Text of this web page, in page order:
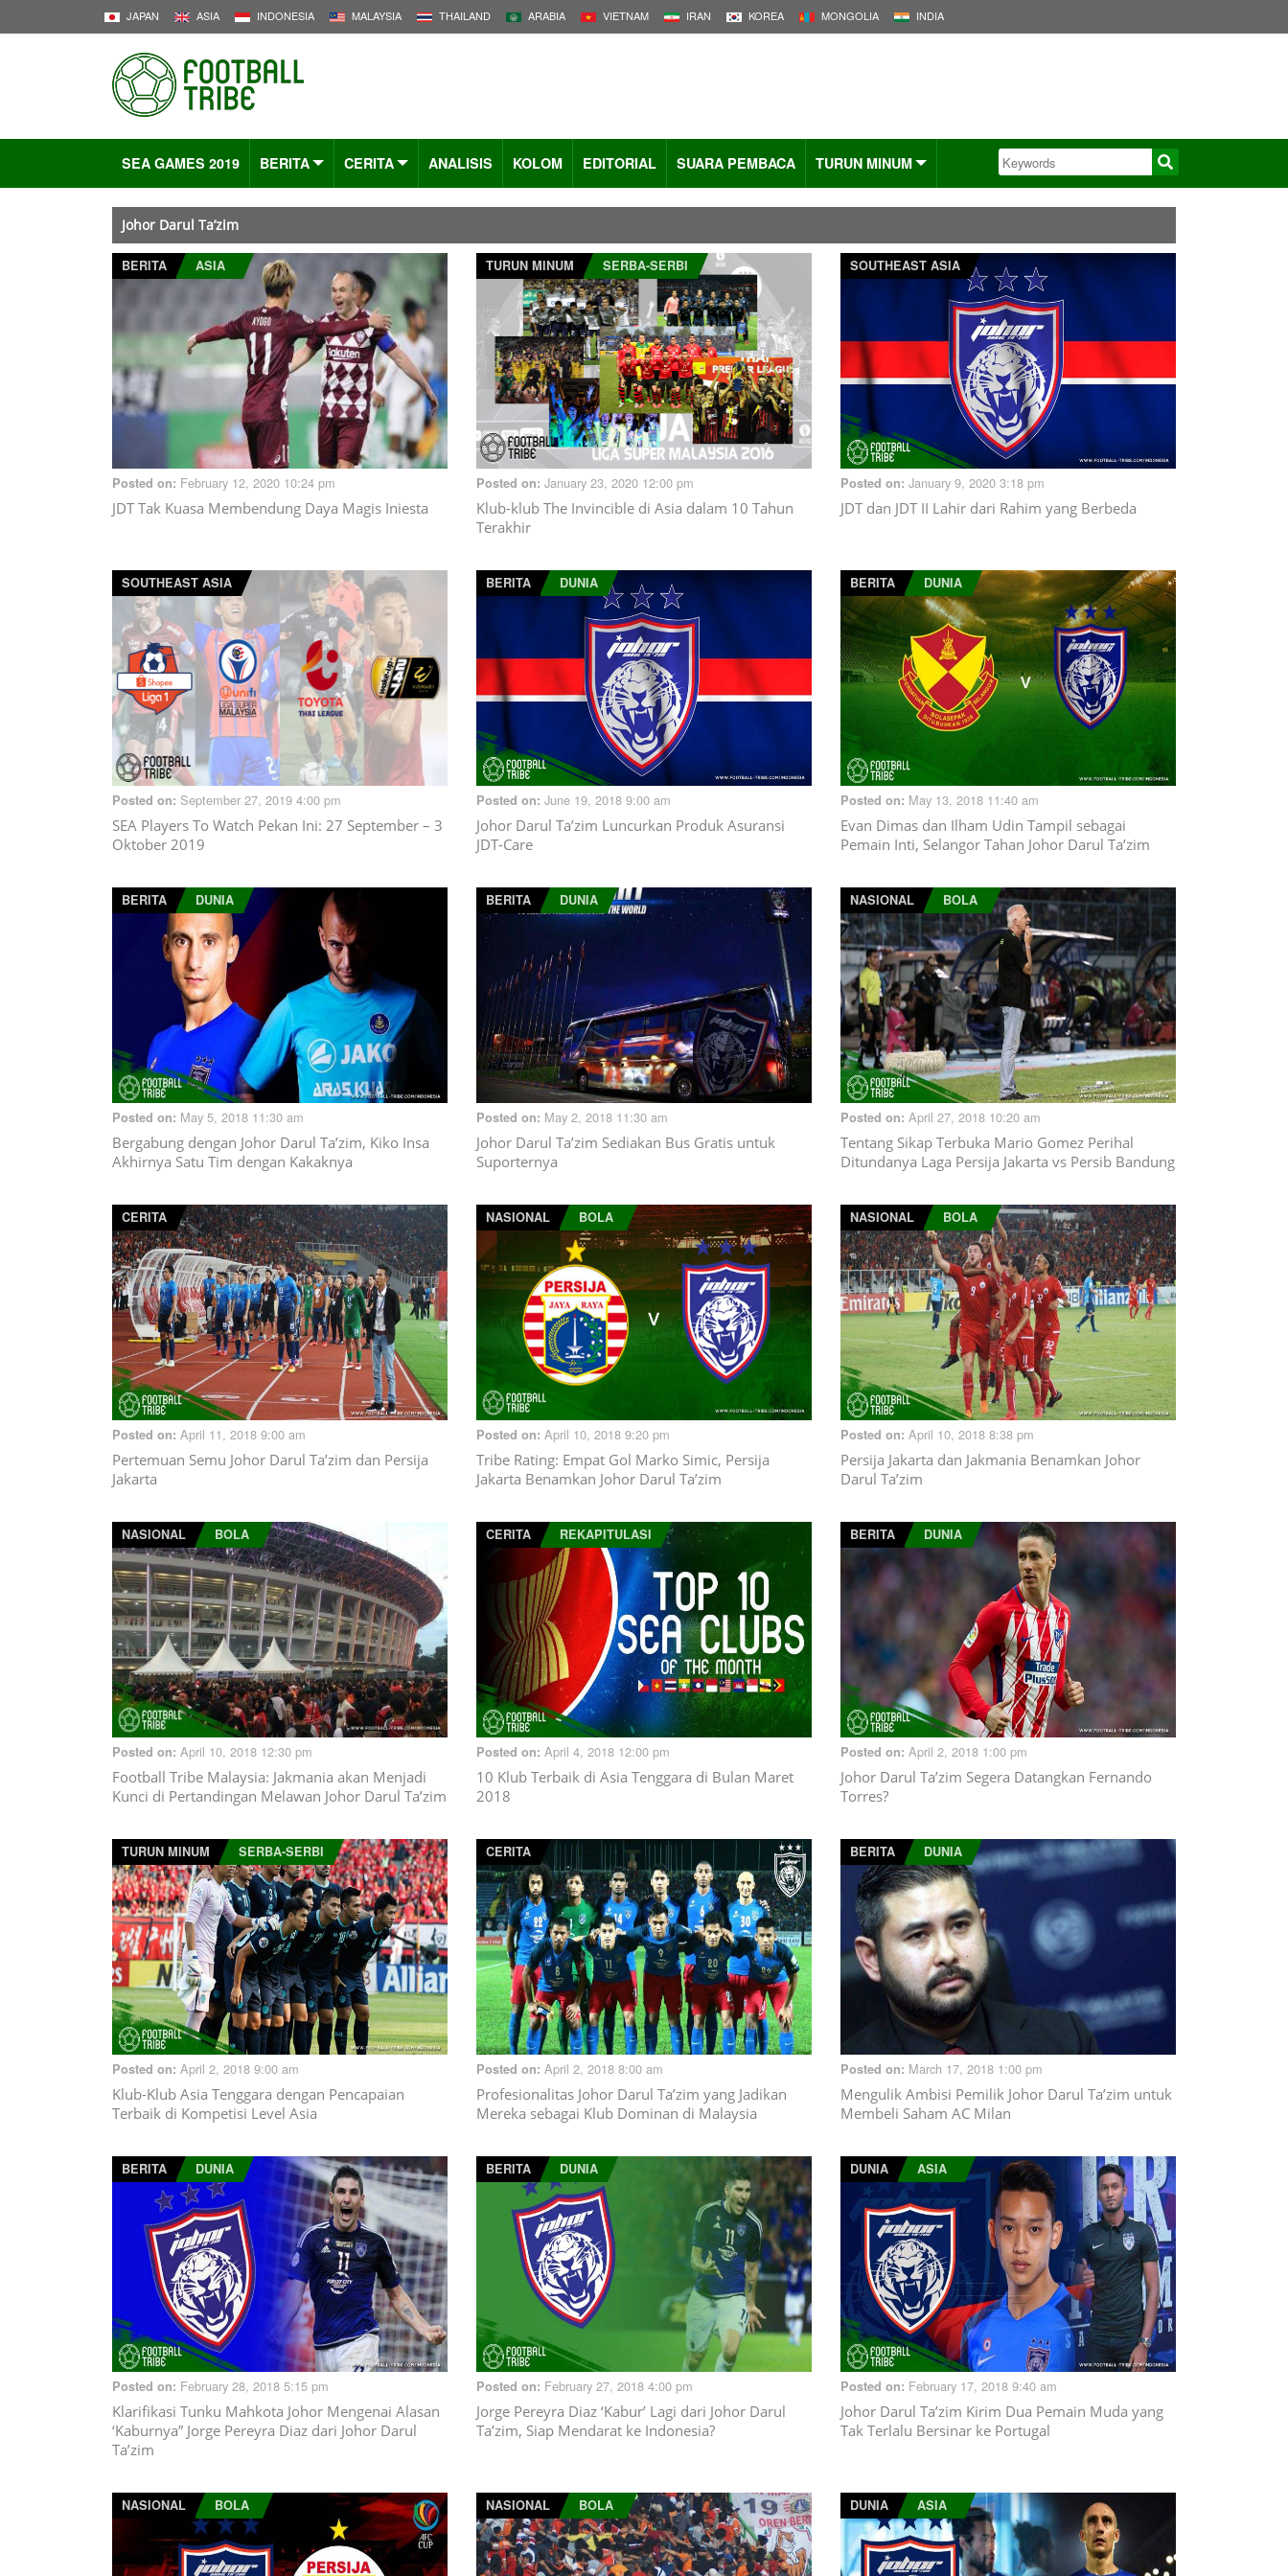
JAPAN ASIA INDONESIA MALAYSIA THAILAND ARABIA VIETNAM IRAN KOREA MONGOLIA INDIA
SEA GAMES 2019 BERITA CERITA ANALISIS KOLOM EDITORIAL SUARA PEMBACA TURUN MINUM
Johor Darul Ta’zim
BERITA ASIA
Posted on: February 12, 2020 10:24 pm
JDT Tak Kuasa Membendung Daya Magis Iniesta
TURUN MINUM SERBA-SERBI
Posted on: January 23, 2020 12:00 pm
Klub-klub The Invincible di Asia dalam 10 Tahun
Terakhir
SOUTHEAST ASIA
Posted on: January 9, 2020 3:18 pm
JDT dan JDT II Lahir dari Rahim yang Berbeda
SOUTHEAST ASIA
Posted on: September 27, 2019 4:00 pm
SEA Players To Watch Pekan Ini: 27 September – 3
Oktober 2019
BERITA DUNIA
Posted on: June 19, 2018 9:00 am
Johor Darul Ta’zim Luncurkan Produk Asuransi
JDT-Care
BERITA DUNIA
Posted on: May 13, 2018 11:40 am
Evan Dimas dan Ilham Udin Tampil sebagai
Pemain Inti, Selangor Tahan Johor Darul Ta’zim
BERITA DUNIA
Posted on: May 5, 2018 11:30 am
Bergabung dengan Johor Darul Ta’zim, Kiko Insa
Akhirnya Satu Tim dengan Kakaknya
BERITA DUNIA
Posted on: May 2, 2018 11:30 am
Johor Darul Ta’zim Sediakan Bus Gratis untuk
Suporternya
NASIONAL BOLA
Posted on: April 27, 2018 10:20 am
Tentang Sikap Terbuka Mario Gomez Perihal
Ditundanya Laga Persija Jakarta vs Persib Bandung
CERITA
Posted on: April 11, 2018 9:00 am
Pertemuan Semu Johor Darul Ta’zim dan Persija
Jakarta
NASIONAL BOLA
Posted on: April 10, 2018 9:20 pm
Tribe Rating: Empat Gol Marko Simic, Persija
Jakarta Benamkan Johor Darul Ta’zim
NASIONAL BOLA
Posted on: April 10, 2018 8:38 pm
Persija Jakarta dan Jakmania Benamkan Johor
Darul Ta’zim
NASIONAL BOLA
Posted on: April 10, 2018 12:30 pm
Football Tribe Malaysia: Jakmania akan Menjadi
Kunci di Pertandingan Melawan Johor Darul Ta’zim
CERITA REKAPITULASI
Posted on: April 4, 2018 12:00 pm
10 Klub Terbaik di Asia Tenggara di Bulan Maret
2018
BERITA DUNIA
Posted on: April 2, 2018 1:00 pm
Johor Darul Ta’zim Segera Datangkan Fernando
Torres?
TURUN MINUM SERBA-SERBI
Posted on: April 2, 2018 9:00 am
Klub-Klub Asia Tenggara dengan Pencapaian
Terbaik di Kompetisi Level Asia
CERITA
Posted on: April 2, 2018 8:00 am
Profesionalitas Johor Darul Ta’zim yang Jadikan
Mereka sebagai Klub Dominan di Malaysia
BERITA DUNIA
Posted on: March 17, 2018 1:00 pm
Mengulik Ambisi Pemilik Johor Darul Ta’zim untuk
Membeli Saham AC Milan
BERITA DUNIA
Posted on: February 28, 2018 5:15 pm
Klarifikasi Tunku Mahkota Johor Mengenai Alasan
‘Kaburnya” Jorge Pereyra Diaz dari Johor Darul
Ta’zim
BERITA DUNIA
Posted on: February 27, 2018 4:00 pm
Jorge Pereyra Diaz ‘Kabur’ Lagi dari Johor Darul
Ta’zim, Siap Mendarat ke Indonesia?
DUNIA ASIA
Posted on: February 17, 2018 9:40 am
Johor Darul Ta’zim Kirim Dua Pemain Muda yang
Tak Terlalu Bersinar ke Portugal
NASIONAL BOLA NASIONAL BOLA DUNIA ASIA